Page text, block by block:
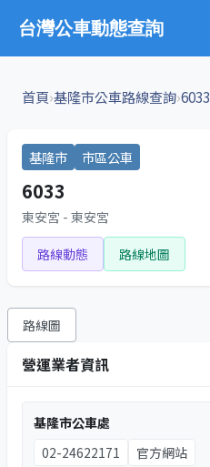
台灣公車動態查詢
首頁›基隆市公車路線查詢›6033
基隆市 市區公車
6033
東安宮 - 東安宮
路線動態 路線地圖
路線圖
營運業者資訊
基隆市公車處
02-24622171
官方網站